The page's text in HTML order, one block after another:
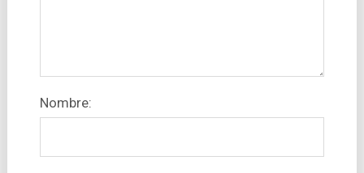
Nombre: